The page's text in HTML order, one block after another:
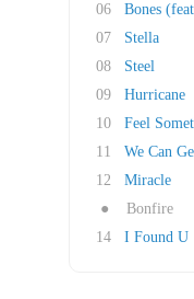
06
Bones
07
Stella
08
Steel
09
Hurricane
10
Feel
11
We Can
12
Miracle
●
Bonfire
14
I Found U